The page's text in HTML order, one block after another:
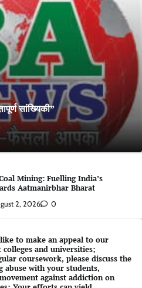
सांख्यिकी”
Mining: Fuelling India’s
Aatmanirbhar Bharat
2, 2026 0
to make an appeal to our
colleges and universities;
coursework, please discuss the
abuse with your students,
against addiction on